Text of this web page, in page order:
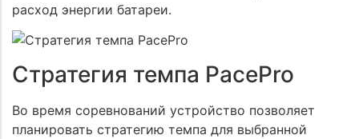
расход энергии батареи.
Стратегия темпа PacePro
Во время соревнований устройство позволяет
планировать стратегию темпа для выбранной